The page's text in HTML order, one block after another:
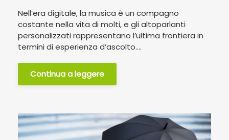
Nell’era digitale, la musica è un compagno
costante nella vita di molti, e gli altoparlanti
personalizzati rappresentano l’ultima frontiera in
termini di esperienza d’ascolto....
Continua a leggere